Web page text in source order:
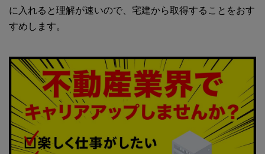
に入れると理解が速いので、宅建から取得することをおす
すめします。